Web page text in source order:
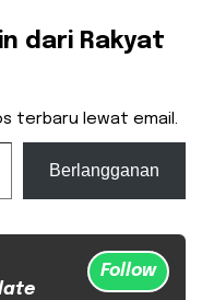
dari Rakyat
terbaru lewat email.
Berlangganan
Follow